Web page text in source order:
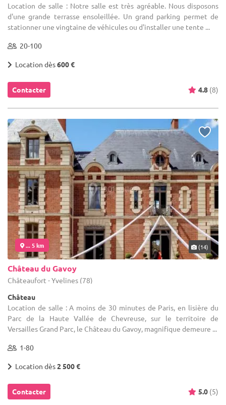
Location de salle : Notre salle est très agréable. Nous disposons
d'une grande terrasse ensoleillée. Un grand parking permet de
stationner une vingtaine de véhicules ou d'installer une tente ...
20-100
Location dès600 €
Contacter 4.8 (8)
... 5 km (14)
Château du Gavoy
Châteaufort - Yvelines (78)
Château
Location de salle : A moins de 30 minutes de Paris, en lisière du
Parc de la Haute Vallée de Chevreuse, sur le territoire de
Versailles Grand Parc, le Château du Gavoy, magnifique demeure ...
1-80
Location dès2 500 €
Contacter 5.0 (5)